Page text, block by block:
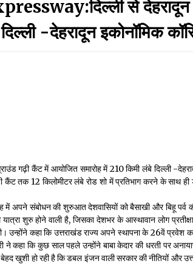
रखने की घोषणा
May 10,
से देहरादून
-देहरादून इकोनॉमिक
गढ़ी कैंट में आयोजित समारोह में 210 किमी लंबे दिल्ली -
कैंट तक 12 किलोमीटर लंबे रोड शो में प्रतिभाग करने के साथ ही
में अपने संबोधन की शुरुआत देशवासियों को बैसाखी और बिहू
शुरु होने वाली है, जिसका देशभर के आस्थावान लोग
उन्होंने कहा कि उत्तराखंड राज्य अपने स्थापना के 26वें प्रवेश
कहा कि कुछ साल पहले उन्होंने बाबा केदार की धरती पर
खुशी हो रही है कि डबल इंजन वाली सरकार की नीतियों और